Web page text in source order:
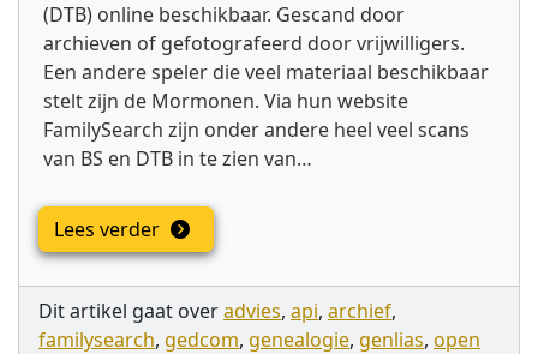
(DTB) online beschikbaar. Gescand door
archieven of gefotografeerd door vrijwilligers.
Een andere speler die veel materiaal beschikbaar
stelt zijn de Mormonen. Via hun website
FamilySearch zijn onder andere heel veel scans
van BS en DTB in te zien van…
Lees verder
Dit artikel gaat overadvies, api, archief,
familysearch, gedcom, genealogie, genlias, open